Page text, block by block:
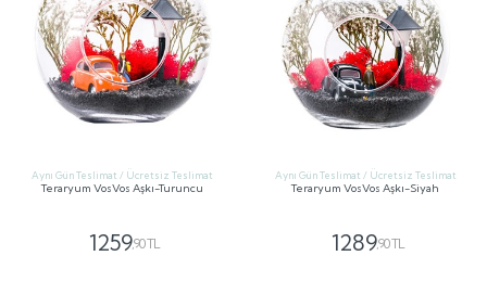
Aynı Gün Teslimat / Ücretsiz Teslimat
Teraryum VosVos Aşkı-Turuncu
1259,90 TL
Aynı Gün Teslimat / Ücretsiz Teslimat
Teraryum VosVos Aşkı-Siyah
1289,90 TL